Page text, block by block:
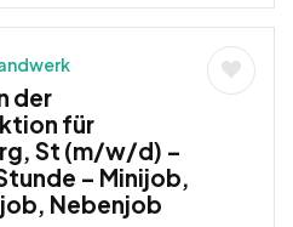
der
für
St (m/w/d) –
– Minijob,
Nebenjob